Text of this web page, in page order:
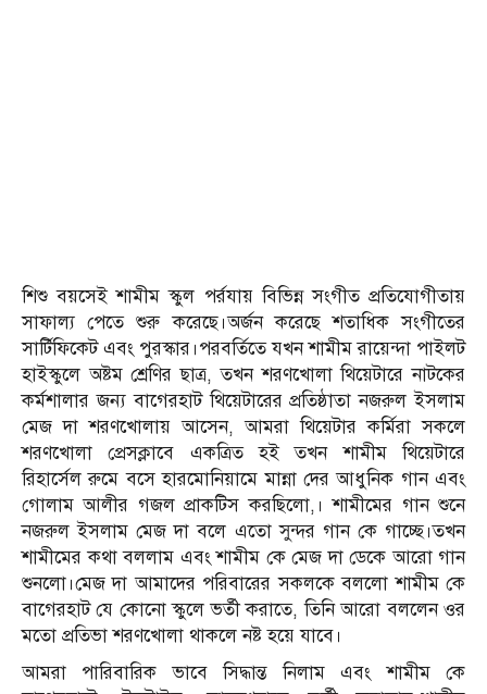
শিশু বয়সেই শামীম স্কুল পর্রযায় বিভিন্ন সংগীত প্রতিযোগীতায়
সাফাল্য পেতে শুরু করেছে।অর্জন করেছে শতাধিক সংগীতের
সার্টিফিকেট এবং পুরস্কার।পরবর্তিতে যখন শামীম রায়েন্দা পাইলট
হাইস্কুলে অষ্টম শ্রেণির ছাত্র, তখন শরণখোলা থিয়েটারে নাটকের
কর্মশালার জন্য বাগেরহাট থিয়েটারের প্রতিষ্ঠাতা নজরুল ইসলাম
মেজ দা শরণখোলায় আসেন, আমরা থিয়েটার কর্মিরা সকলে
শরণখোলা প্রেসক্লাবে একত্রিত হই তখন শামীম থিয়েটারে
রিহার্সেল রুমে বসে হারমোনিয়ামে মান্না দের আধুনিক গান এবং
গোলাম আলীর গজল প্রাকটিস করছিলো,। শামীমের গান শুনে
নজরুল ইসলাম মেজ দা বলে এতো সুন্দর গান কে গাচ্ছে।তখন
শামীমের কথা বললাম এবং শামীম কে মেজ দা ডেকে আরো গান
শুনলো।মেজ দা আমাদের পরিবারের সকলকে বললো শামীম কে
বাগেরহাট যে কোনো স্কুলে ভর্তী করাতে, তিনি আরো বললেন ওর
মতো প্রতিভা শরণখোলা থাকলে নষ্ট হয়ে যাবে।
আমরা পারিবারিক ভাবে সিদ্ধান্ত নিলাম এবং শামীম কে